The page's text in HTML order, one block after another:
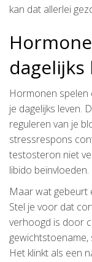
kan dat allerlei
dagelijks
Hormonen spelen
je dagelijks leven.
reguleren van je
stressrespons
testosteron niet
libido beïnvloeden.
Maar wat gebeurt
Stel je voor dat
verhoogd is door
Het klinkt als een